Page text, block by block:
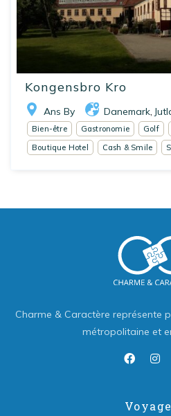
Kongensbro Kro
Ans By Danemark
Bien-être Gastronomie Golf
Boutique Hotel
Cash & Smile
Charme & Caractère représente
métropolitaine et